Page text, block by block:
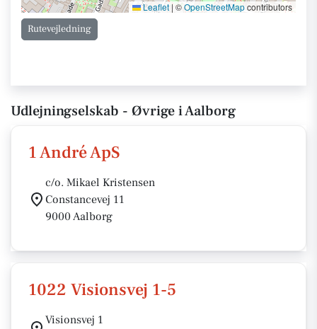
Leaflet |©OpenStreetMapcontributors
Rutevejledning
Udlejningselskab - Øvrige i Aalborg
1 André ApS
c/o. Mikael Kristensen
Constancevej 11
9000 Aalborg
1022 Visionsvej 1-5
Visionsvej 1